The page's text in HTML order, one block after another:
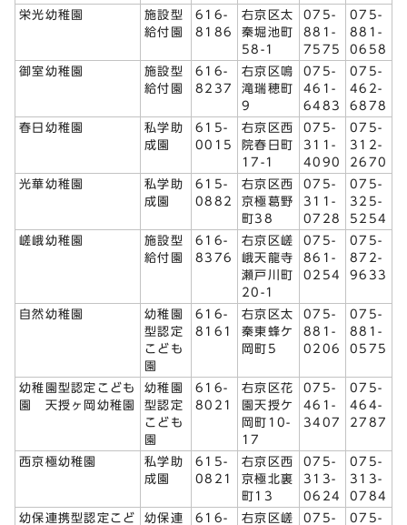
栄光幼稚園
施設型
給付園
616-
8186
右京区太
秦堀池町
58-1
075-
881-
7575
075-
881-
0658
御室幼稚園
施設型
給付園
616-
8237
右京区鳴
滝瑞穂町
9
075-
461-
6483
075-
462-
6878
春日幼稚園
私学助
成園
615-
0015
右京区西
院春日町
17-1
075-
311-
4090
075-
312-
2670
光華幼稚園
私学助
成園
615-
0882
右京区西
京極葛野
町38
075-
311-
0728
075-
325-
5254
嵯峨幼稚園
施設型
給付園
616-
8376
右京区嵯
峨天龍寺
瀬戸川町
20-1
075-
861-
0254
075-
872-
9633
自然幼稚園
幼稚園
型認定
こども
園
616-
8161
右京区太
秦東蜂ケ
岡町5
075-
881-
0206
075-
881-
0575
幼稚園型認定こども
園 天授ヶ岡幼稚園
幼稚園
型認定
こども
園
616-
8021
右京区花
園天授ケ
岡町10-
17
075-
461-
3407
075-
464-
2787
西京極幼稚園
私学助
成園
615-
0821
右京区西
京極北裏
町13
075-
313-
0624
075-
313-
0784
幼保連携型認定こど
幼保連
616-
右京区嵯
075-
075-